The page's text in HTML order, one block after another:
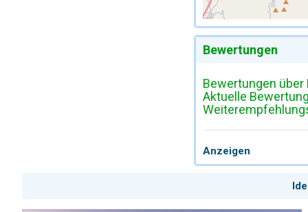
Bewertungen
Bewertungen
Aktuelle
Anzeigen